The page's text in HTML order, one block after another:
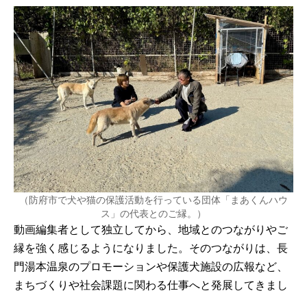
（防府市で犬や猫の保護活動を行っている団体「まあくんハウ
ス」の代表とのご縁。）
動画編集者として独立してから、地域とのつながりやご
縁を強く感じるようになりました。そのつながりは、長
門湯本温泉のプロモーションや保護犬施設の広報など、
まちづくりや社会課題に関わる仕事へと発展してきまし